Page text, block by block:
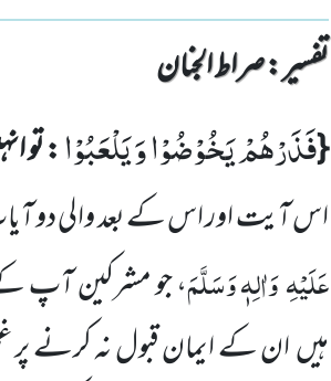
تفسیر : ‎صراط الجنان
{فَذَرْهُمْ یَخُوْضُوْا وَ یَلْعَبُوْا: تو
اس آیتاور اس کےبعد والی
عَلَیْہِوَاٰلِہٖ وَسَلَّمَ، جو مشرکین آپ
ہیںان کے ایمان قبول نہ کرنے پر